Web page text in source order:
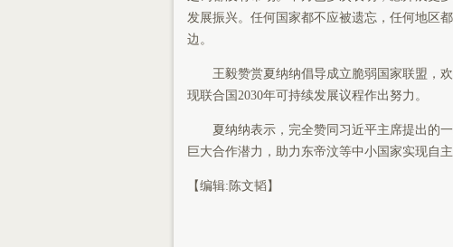
发展振兴。任何国家都不应被遗忘，任何地区
边。
王毅赞赏夏纳纳倡导成立脆弱国家联盟，欢
现联合国2030年可持续发展议程作出努力。
夏纳纳表示，完全赞同习近平主席提出的一
巨大合作潜力，助力东帝汶等中小国家实现自主
【编辑:陈文韬】